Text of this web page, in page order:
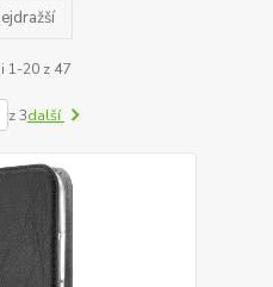
1-20 z 47
z 3další